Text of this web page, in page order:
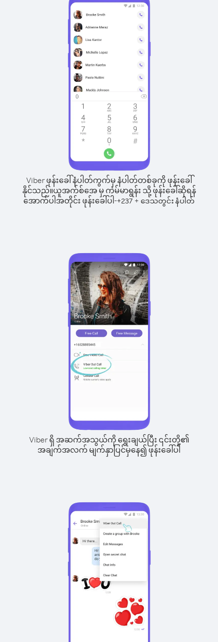
Viber ဖုန်းခေါ်နံပါတ်ကွက်မှ နံပါတ်တစ်ခုကို ဖုန်းခေါ်
နိုင်သည်။ယူအက်စ်အေ မှ ကဲမ်မာရွန်း သို့ ဖုန်းခေါ်ဆိုရန်
အောက်ပါအတိုင်း ဖုန်းခေါ်ပါ-+237 + ဒေသတွင်း နံပါတ်
Viber ရှိ အဆက်အသွယ်ကို ရွေးချယ်ပြီး ၎င်းတို့၏
အချက်အလက် မျက်နှာပြင်မှနေ၍ ဖုန်းခေါ်ပါ